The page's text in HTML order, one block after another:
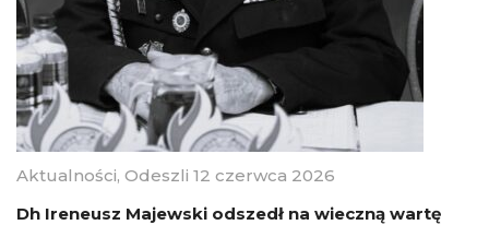
Aktualności, Odeszli 12 czerwca 2026
Dh Ireneusz Majewski odszedł na wieczną wartę